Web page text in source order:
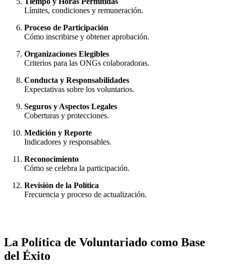
Límites, condiciones y remuneración.
Proceso de Participación
Cómo inscribirse y obtener aprobación.
Organizaciones Elegibles
Criterios para las ONGs colaboradoras.
Conducta y Responsabilidades
Expectativas sobre los voluntarios.
Seguros y Aspectos Legales
Coberturas y protecciones.
Medición y Reporte
Indicadores y responsables.
Reconocimiento
Cómo se celebra la participación.
Revisión de la Política
Frecuencia y proceso de actualización.
La Política de Voluntariado como Base
del Éxito